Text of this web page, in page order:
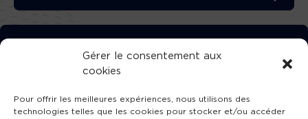
Gérer le consentement aux
cookies
Pour offrir les meilleures expériences, nous utilisons des
technologies telles que les cookies pour stocker et/ou accéder
TÉLÉCHARGEZ GRATUITEMENT
L’APPLICATION TVBA !